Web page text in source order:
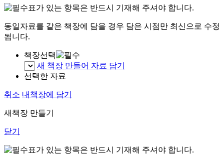
표가 있는 항목은 반드시 기재해 주셔야 합니다.
동일자료를 같은 책장에 담을 경우 담은 시점만 최신으로 수정
됩니다.
책장선택
새 책장 만들어 자료 담기
선택한 자료
취소 내책장에 담기
새책장 만들기
닫기
표가 있는 항목은 반드시 기재해 주셔야 합니다.